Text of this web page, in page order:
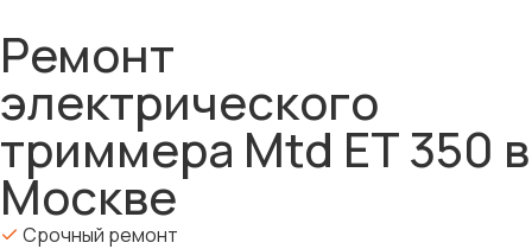
Ремонт
электрического
триммера Mtd ET 350 в
Москве
Срочный ремонт